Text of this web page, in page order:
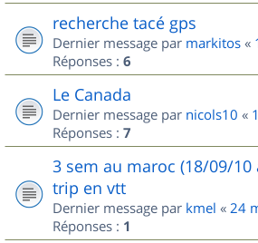
recherche tacé gps
Dernier message par markitos «
Réponses : 6
Le Canada
Dernier message par nicols10 «
Réponses : 7
3 sem au maroc (18/09/10
trip en vtt
Dernier message par kmel « 24
Réponses : 1